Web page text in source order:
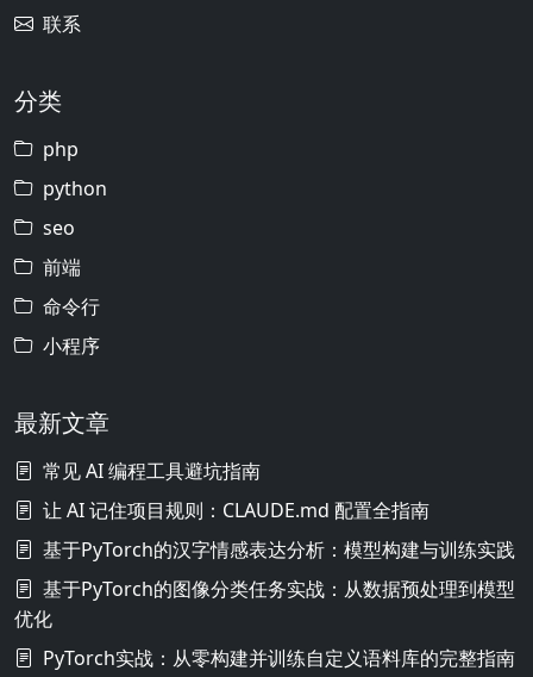
联系
分类
php
python
seo
前端
命令行
小程序
最新文章
常见 AI 编程工具避坑指南
让 AI 记住项目规则：CLAUDE.md 配置全指南
基于PyTorch的汉字情感表达分析：模型构建与训练实践
基于PyTorch的图像分类任务实战：从数据预处理到模型
优化
PyTorch实战：从零构建并训练自定义语料库的完整指南